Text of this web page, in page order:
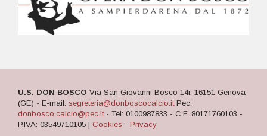
U.S. DON BOSCO Via San Giovanni Bosco 14r, 16151 Genova
(GE) - E-mail: segreteria@donboscocalcio.itPec:
donbosco.calcio@pec.it- Tel: 0100987833 - C.F. 80171760103 -
P.IVA: 03549710105 | Cookies - Privacy